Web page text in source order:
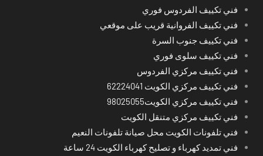
فني تكييف الفردوس فوري
فني تكييف الفروانية قريب على موقعي
فني تكييف جنوب السرة
فني تكييف سلوى فوري
فني تكييف مركزي الفردوس
فني تكييف مركزي الكويت 62224041
فني تكييف مركزي الكويت98025055
فني تكييف مركزي متنقل الكويت
فني تلفونات الكويت محل صيانة تلفونات النعيم
فني تمديد كهرباء و تصليح كهرباء الكويت 24 ساعة